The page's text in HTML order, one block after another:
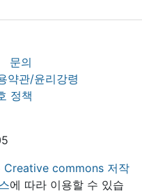
문의
약관/윤리강령
정책
Creative commons 저작
에 따라 이용할 수 있습